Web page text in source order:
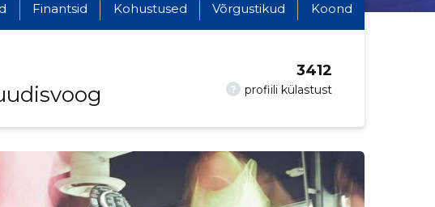
Finantsid Kohustused Võrgustikud Koond
? profiili külastust
3412